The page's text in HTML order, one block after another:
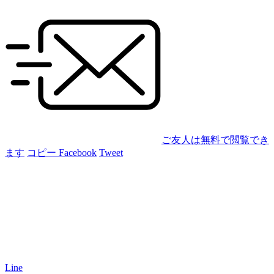
ご友人は無料で閲覧でき
ます コピー Facebook Tweet
Line